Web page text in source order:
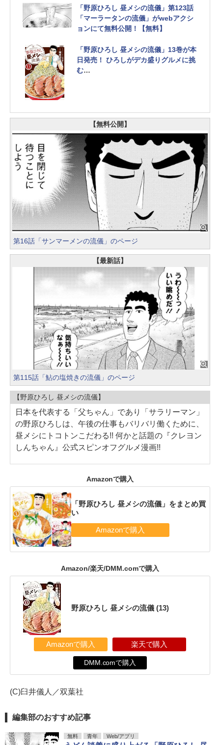
「野原ひろし 昼メシの流儀」第123話
「マーラータンの流儀」がwebアクシ
ョンにて無料公開！【無料】
「野原ひろし 昼メシの流儀」13巻が本
日発売！ ひろしがデカ盛りグルメに挑
む
【無料公開】
第16話「サンマーメンの流儀」のページ
【最新話】
第115話「鮎の塩焼きの流儀」のページ
【野原ひろし 昼メシの流儀】
日本を代表する「父ちゃん」であり「サラリーマン」
の野原ひろしは、午後の仕事もバリバリ働くために、
昼メシにトコトンこだわる!! 何かと話題の『クレヨン
しんちゃん』公式スピンオフグルメ漫画!!
Amazonで購入
「野原ひろし 昼メシの流儀」をまとめ買
い
Amazon/楽天/DMM.comで購入
野原ひろし 昼メシの流儀 (13)
Amazonで購入 楽天で購入
DMM.comで購入
(C)臼井儀人／双葉社
編集部のおすすめ記事
無料 青年 Web/アプリ